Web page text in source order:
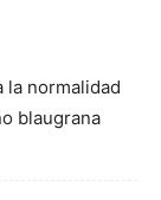
la normalidad
blaugrana